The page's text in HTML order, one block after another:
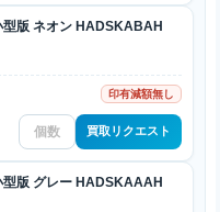
版 ネオン HADSKABAH
印有減額無し
買取リクエスト
版 グレー HADSKAAAH